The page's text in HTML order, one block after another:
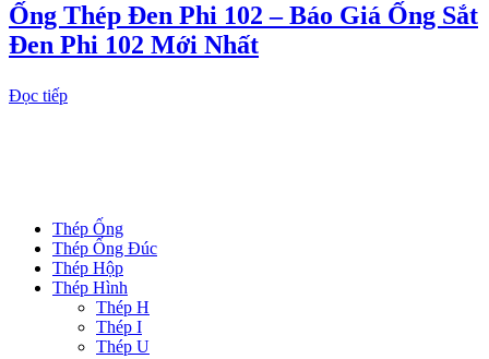
Ống Thép Đen Phi 102 – Báo Giá Ống Sắt
Đen Phi 102 Mới Nhất
Đọc tiếp
Thép Ống
Thép Ống Đúc
Thép Hộp
Thép Hình
Thép H
Thép I
Thép U